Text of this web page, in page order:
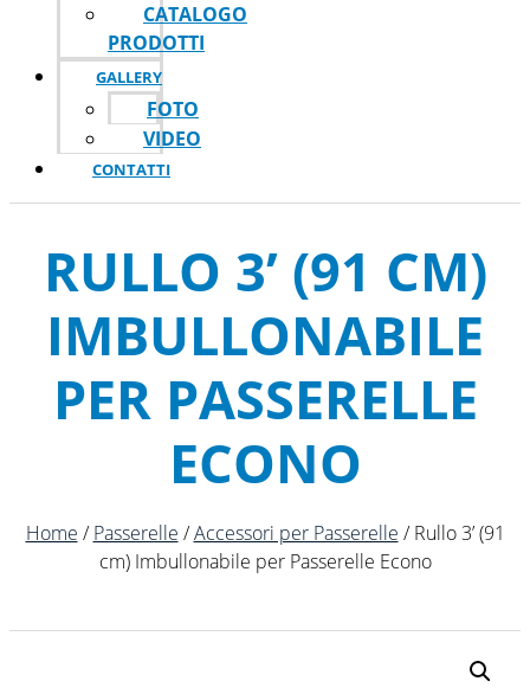
CATALOGO
PRODOTTI
GALLERY
FOTO
VIDEO
CONTATTI
RULLO 3’ (91 CM)
IMBULLONABILE
PER PASSERELLE
ECONO
Home /Passerelle /Accessori per Passerelle / Rullo 3’ (91
cm) Imbullonabile per Passerelle Econo